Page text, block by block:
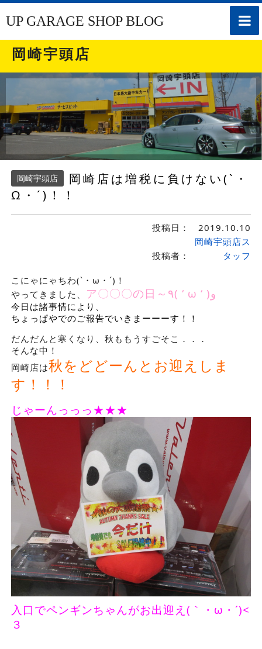
toggle
UP GARAGE SHOP BLOG
岡崎宇頭店
岡崎宇頭店
岡崎店は増税に負けない(`・
Ω・´)！！
投稿日： 2019.10.10
投稿者：
岡崎宇頭店ス
タッフ
こにゃにゃちわ(`・ω・´)！
やってきました、
ア〇〇〇の日～٩( ‘ ω ‘ )و
今日は諸事情により、
ちょっぱやでのご報告でいきまーーーす！！
だんだんと寒くなり、秋ももうすごそこ．．．
そんな中！
岡崎店は秋をどどーんとお迎えしま
す！！！
じゃーんっっっ★★★
入口でペンギンちゃんがお出迎え(｀・ω・´)<
３